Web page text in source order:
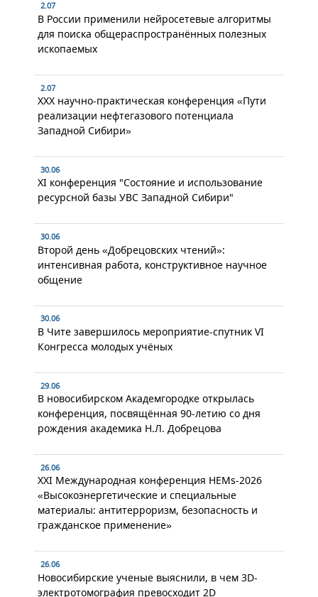
2.07
В России применили нейросетевые алгоритмы
для поиска общераспространённых полезных
ископаемых
2.07
XXX научно-практическая конференция «Пути
реализации нефтегазового потенциала
Западной Сибири»
30.06
XI конференция "Состояние и использование
ресурсной базы УВС Западной Сибири"
30.06
Второй день «Добрецовских чтений»:
интенсивная работа, конструктивное научное
общение
30.06
В Чите завершилось мероприятие-спутник VI
Конгресса молодых учёных
29.06
В новосибирском Академгородке открылась
конференция, посвящённая 90-летию со дня
рождения академика Н.Л. Добрецова
26.06
XXI Международная конференция HEMs-2026
«Высокоэнергетические и специальные
материалы: антитерроризм, безопасность и
гражданское применение»
26.06
Новосибирские ученые выяснили, в чем 3D-
электротомография превосходит 2D